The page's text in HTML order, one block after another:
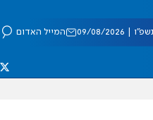
08/2026 המייל האדום